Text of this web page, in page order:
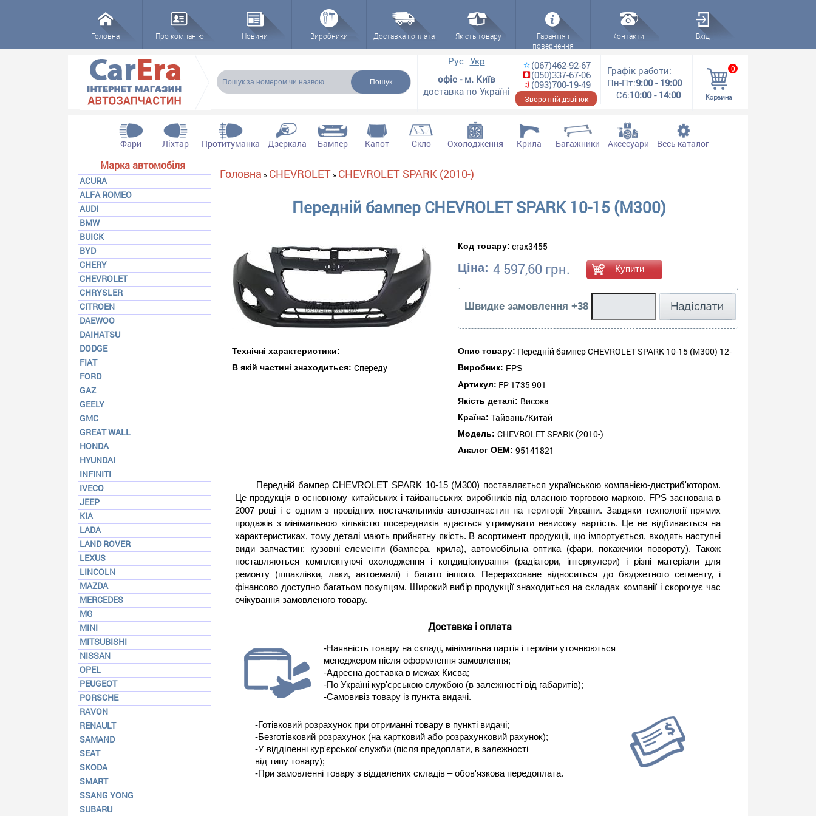
Головна Про компанію Новини Виробники Доставка і оплата Якість товару
Гарантія і
повернення
Контакти Вхід
Рус Укр
офіс - м. Київ
доставка по Україні
(067)462-92-67
(050)337-67-06
(093)700-19-49
Зворотній дзвінок
Графік работи:
Пн-Пт:9:00 - 19:00
Сб:10:00 - 14:00
0
Фари Ліхтар Протитуманка Дзеркала Бампер Капот Скло Охолодження Крила Багажники Аксесуари Весь каталог
Марка автомобіля
ACURA
ALFA ROMEO
AUDI
BMW
BUICK
BYD
CHERY
CHEVROLET
CHRYSLER
CITROEN
DAEWOO
DAIHATSU
DODGE
FIAT
FORD
GAZ
GEELY
GMC
GREAT WALL
HONDA
HYUNDAI
INFINITI
IVECO
JEEP
KIA
LADA
LAND ROVER
LEXUS
LINCOLN
MAZDA
MERCEDES
MG
MINI
MITSUBISHI
NISSAN
OPEL
PEUGEOT
PORSCHE
RAVON
RENAULT
SAMAND
SEAT
SKODA
SMART
SSANG YONG
SUBARU
Ви є тут
Головна » CHEVROLET» CHEVROLET SPARK (2010-)
Передній бампер CHEVROLET SPARK 10-15 (M300)
Технічні характеристики:
В якій частині знаходиться: Спереду
Код товару: crax3455
Ціна: 4 597,60 грн.
Швидке замовлення +38
Опис товару: Передній бампер CHEVROLET SPARK 10-15 (M300) 12-
Виробник: FPS
Артикул: FP 1735 901
Якість деталі: Висока
Країна:Тайвань/Китай
Модель:CHEVROLET SPARK (2010-)
Аналог ОЕМ:95141821
Передній бампер CHEVROLET SPARK 10-15 (M300) поставляється українською компанією-дистриб'ютором.
Це продукція в основному китайських і тайваньських виробників під власною торговою маркою. FPS заснована в
2007 році і є одним з провідних постачальників автозапчастин на території України. Завдяки технології прямих
продажів з мінімальною кількістю посередників вдається утримувати невисоку вартість. Це не відбивається на
характеристиках, тому деталі мають прийнятну якість. В асортимент продукції, що імпортується, входять наступні
види запчастин: кузовні елементи (бампера, крила), автомобільна оптика (фари, покажчики повороту). Також
поставляються комплектуючі охолодження і кондиціонування (радіатори, інтеркулери) і різні матеріали для
ремонту (шпаклівки, лаки, автоемалі) і багато іншого. Перераховане відноситься до бюджетного сегменту, і
фінансово доступно багатьом покупцям. Широкий вибір продукції знаходиться на складах компанії і скорочує час
очікування замовленого товару.
Доставка і оплата
-Наявність товару на складі, мінімальна партія і терміни уточнюються
менеджером після оформлення замовлення;
-Адресна доставка в межах Києва;
-По Україні кур'єрською службою (в залежності від габаритів);
-Самовивіз товару із пункта видачі.
-Готівковий розрахунок при отриманні товару в пункті видачі;
-Безготівковий розрахунок (на картковий або розрахунковий рахунок);
-У відділенні кур'єрської служби (після предоплати, в залежності
від типу товару);
-При замовленні товару з віддалених складів – обов'язкова передоплата.